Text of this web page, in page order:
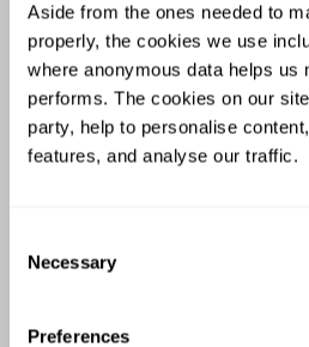
Aside from the ones needed to
properly, the cookies we use
where anonymous data helps us
performs. The cookies on our
party, help to personalise
features, and analyse our traffic.
Selection
Necessary
Preferences
Cable con conductor de
NA2XS2Y de XLPE y PE. 12/20